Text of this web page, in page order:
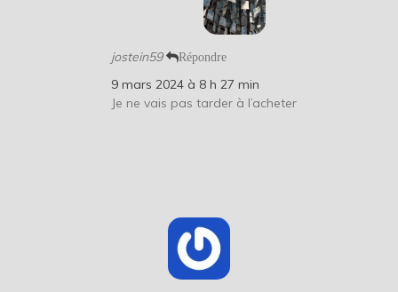
jostein59 Répondre
9 mars 2024 à 8 h 27 min
Je ne vais pas tarder à l’acheter